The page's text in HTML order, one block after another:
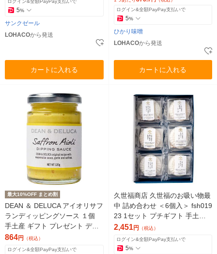
ログイン&全額PayPay支払いで
5%
サンクゼール
LOHACOから発送
カートに入れる
ログイン&全額PayPay支払いで
5%
ひかり味噌
LOHACOから発送
カートに入れる
最大10%OFF まとめ割
DEAN ＆ DELUCA アイオリサフ
ランディッピングソース １個
手土産 ギフト プレゼント ディ
ーン＆デルーカ
864円 （税込）
ログイン&全額PayPay支払いで
久世福商店 久世福のお吸い物最
中 詰め合わせ ＜6個入＞ fsh019
23 1セット プチギフト 手土産
贈り物
2,451円 （税込）
ログイン&全額PayPay支払いで
5%